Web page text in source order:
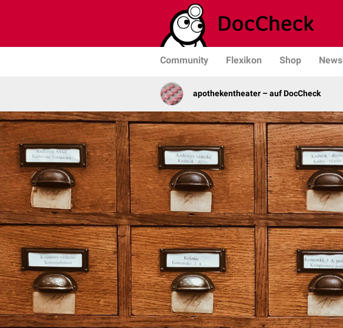
Community Flexikon Shop News
apothekentheater – auf DocCheck